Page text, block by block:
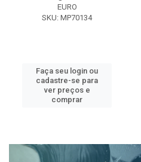
EURO
SKU: MP70134
Faça seu login ou
cadastre-se para
ver preços e
comprar